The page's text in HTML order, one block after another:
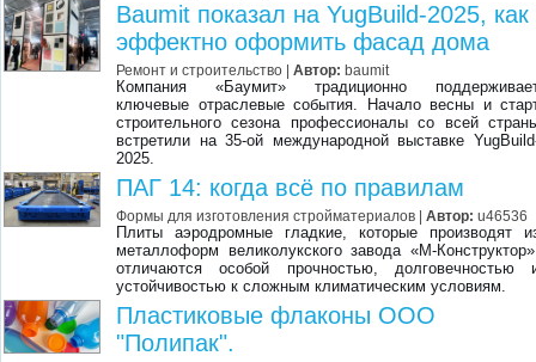
Baumit показал на YugBuild-2025, как
эффектно оформить фасад дома
Ремонт и строительство |Автор: baumit
Компания «Баумит» традиционно
ключевые отраслевые события. Начало весны и
строительного сезона профессионалы со всей
встретили на 35-ой международной выставке
2025.
ПАГ 14: когда всё по правилам
Формы для изготовления стройматериалов |Автор: u46536
Плиты аэродромные гладкие, которые производят
металлоформ великолукского завода «М-
отличаются особой прочностью, долговечностью
устойчивостью к сложным климатическим условиям.
Пластиковые флаконы ООО
"Полипак".